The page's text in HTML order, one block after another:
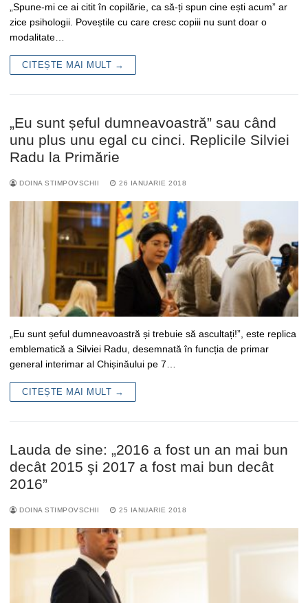
„Spune-mi ce ai citit în copilărie, ca să-ți spun cine ești acum” ar
zice psihologii. Poveștile cu care cresc copiii nu sunt doar o
modalitate…
CITEȘTE MAI MULT →
„Eu sunt șeful dumneavoastră” sau când
unu plus unu egal cu cinci. Replicile Silviei
Radu la Primărie
DOINA STIMPOVSCHII 26 IANUARIE 2018
„Eu sunt șeful dumneavoastră și trebuie să ascultați!”, este replica
emblematică a Silviei Radu, desemnată în funcția de primar
general interimar al Chișinăului pe 7…
CITEȘTE MAI MULT →
Lauda de sine: „2016 a fost un an mai bun
decât 2015 şi 2017 a fost mai bun decât
2016”
DOINA STIMPOVSCHII 25 IANUARIE 2018